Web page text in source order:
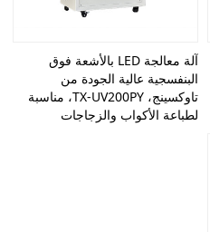
آلة معالجة LED بالأشعة فوق
البنفسجية عالية الجودة من
تاوكسينج، TX-UV200PY، مناسبة
لطباعة الأكواب والزجاجات